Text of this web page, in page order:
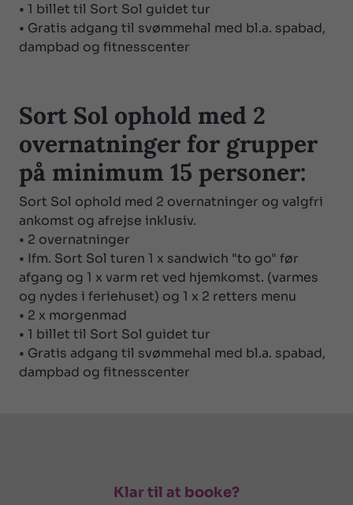
• 1 billet til Sort Sol guidet tur
• Gratis adgang til svømmehal med bl.a. spabad,
dampbad og fitnesscenter
Sort Sol ophold med 2
overnatninger for grupper
på minimum 15 personer:
Sort Sol ophold med 2 overnatninger og valgfri
ankomst og afrejse inklusiv.
• 2 overnatninger
• Ifm. Sort Sol turen 1 x sandwich "to go" før
afgang og 1 x varm ret ved hjemkomst. (varmes
og nydes i feriehuset) og 1 x 2 retters menu
• 2 x morgenmad
• 1 billet til Sort Sol guidet tur
• Gratis adgang til svømmehal med bl.a. spabad,
dampbad og fitnesscenter
Klar til at booke?